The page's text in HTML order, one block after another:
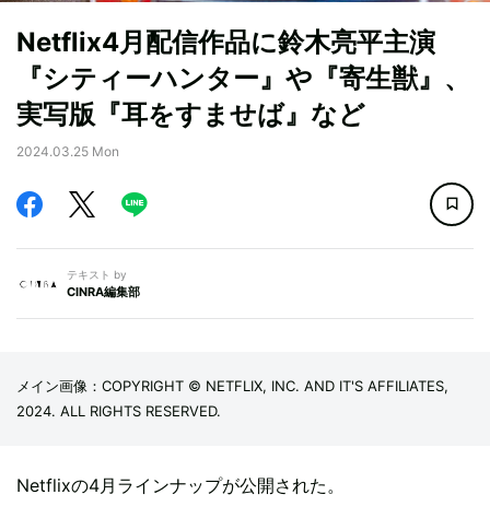
Netflix4月配信作品に鈴木亮平主演
『シティーハンター』や『寄生獣』、
実写版『耳をすませば』など
2024.03.25 Mon
テキスト by
CINRA編集部
メイン画像：COPYRIGHT © NETFLIX, INC. AND IT'S AFFILIATES,
2024. ALL RIGHTS RESERVED.
Netflixの4月ラインナップが公開された。